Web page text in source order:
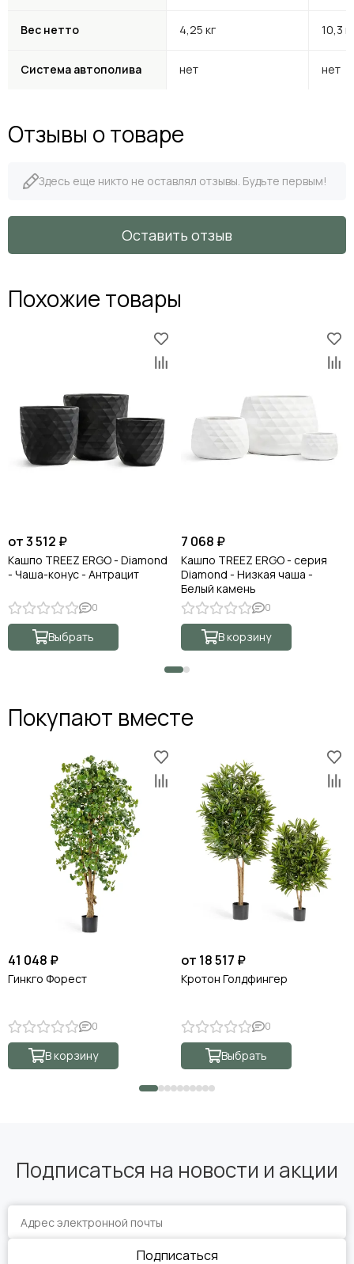
Вес нетто 4,25 кг 10,3
Система автополива нет нет
Отзывы о товаре
Здесь еще никто не оставлял отзывы. Будьте первым!
Оставить отзыв
Похожие товары
от 3 512 ₽
Кашпо TREEZ ERGO - Diamond
- Чаша-конус - Антрацит
0
Выбрать
7 068 ₽
Кашпо TREEZ ERGO - серия
Diamond - Низкая чаша -
Белый камень
0
В корзину
Покупают вместе
41 048 ₽
Гинкго Форест
0
В корзину
от 18 517 ₽
Кротон Голдфингер
0
Выбрать
Подписаться на новости и акции
Подписаться